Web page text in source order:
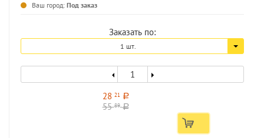
Ваш город: Под заказ
Заказать по:
1 шт.
28 21 a
5589 a